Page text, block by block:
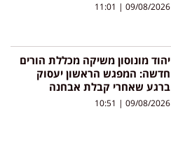
09/08/2026
יהוד מונוסון משיקה מכללת הורים
חדשה: המפגש הראשון יעסוק
ברגע שאחרי קבלת אבחנה
09/08/2026